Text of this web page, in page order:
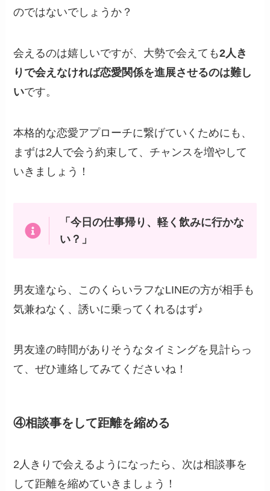
のではないでしょうか？
会えるのは嬉しいですが、大勢で会えても2人き
りで会えなければ恋愛関係を進展させるのは難し
いです。
本格的な恋愛アプローチに繋げていくためにも、
まずは2人で会う約束して、チャンスを増やして
いきましょう！
「今日の仕事帰り、軽く飲みに行かな
い？」
男友達なら、このくらいラフなLINEの方が相手も
気兼ねなく、誘いに乗ってくれるはず♪
男友達の時間がありそうなタイミングを見計らっ
て、ぜひ連絡してみてくださいね！
④相談事をして距離を縮める
2人きりで会えるようになったら、次は相談事を
して距離を縮めていきましょう！